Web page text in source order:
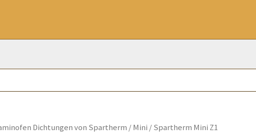
Dichtungen von Spartherm /Mini / Spartherm Mini Z1